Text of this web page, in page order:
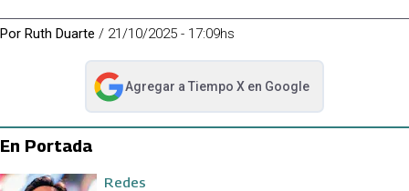
Por Ruth Duarte / 21/10/2025 - 17:09hs
Agregar a Tiempo Xen Google
abre en nueva pestaña
En Portada
Redes